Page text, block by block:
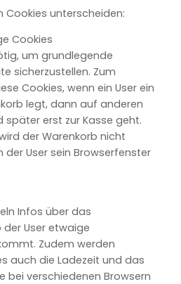
Cookies unterscheiden:
Cookies
um grundlegende
sicherzustellen. Zum
Cookies, wenn ein User ein
legt, dann auf anderen
später erst zur Kasse geht.
der Warenkorb nicht
User sein Browserfenster
Infos über das
User etwaige
Zudem werden
auch die Ladezeit und das
bei verschiedenen Browsern